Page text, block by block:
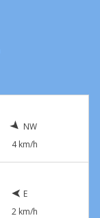
NW
4 km/h
E
2 km/h